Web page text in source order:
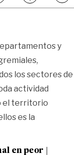
y
los sectores de
actividad
el territorio
es la
en peor |